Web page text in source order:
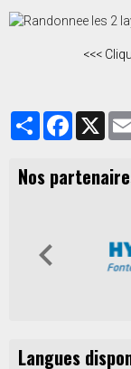
<<<
PartagerFacebook
X
Nos
Langues